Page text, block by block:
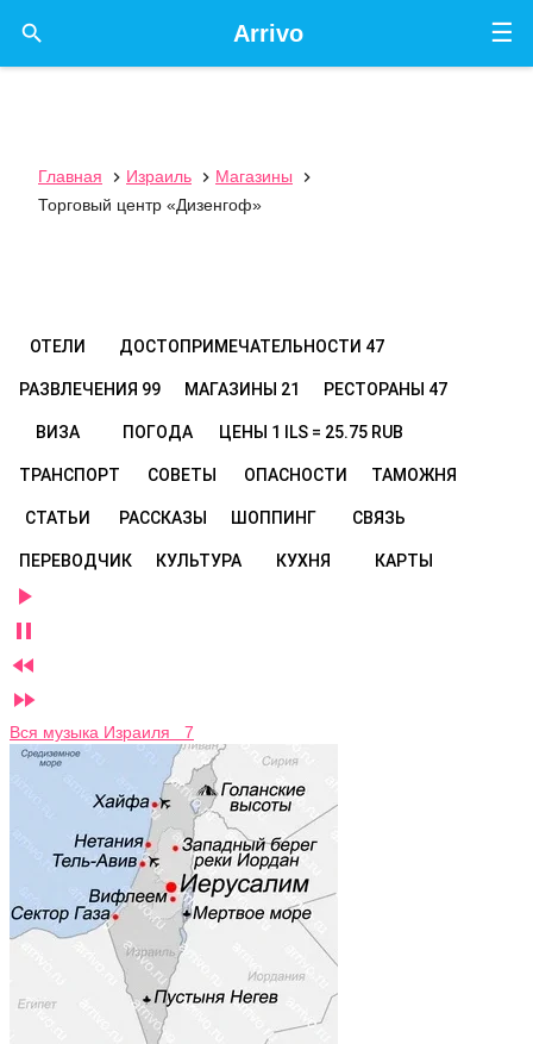
☰
Arrivo

Главная  Израиль  Магазины

Торговый центр «Дизенгоф»
ОТЕЛИ ДОСТОПРИМЕЧАТЕЛЬНОСТИ 47
РАЗВЛЕЧЕНИЯ 99 МАГАЗИНЫ 21 РЕСТОРАНЫ 47
ВИЗА ПОГОДА ЦЕНЫ 1 ILS = 25.75 RUB
ТРАНСПОРТ СОВЕТЫ ОПАСНОСТИ ТАМОЖНЯ
СТАТЬИ РАССКАЗЫ ШОППИНГ СВЯЗЬ
ПЕРЕВОДЧИК КУЛЬТУРА КУХНЯ КАРТЫ




Вся музыка Израиля 7